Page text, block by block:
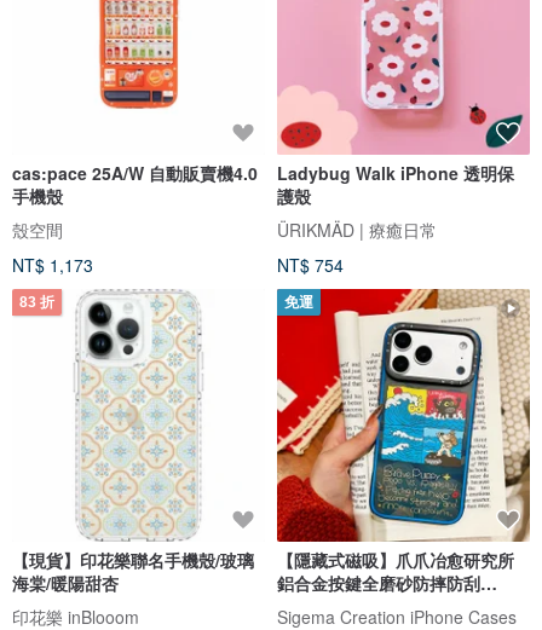
cas:pace 25A/W 自動販賣機4.0
手機殼
殼空間
NT$ 1,173
Ladybug Walk iPhone 透明保
護殼
ÜRIKMÄD | 療癒日常
NT$ 754
83 折
【現貨】印花樂聯名手機殼/玻璃
海棠/暖陽甜杏
印花樂 inBlooom
免運
【隱藏式磁吸】爪爪冶愈研究所
鋁合金按鍵全磨砂防摔防刮
iPhone17
Sigema Creation iPhone Cases